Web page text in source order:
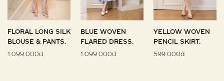
FLORAL LONG SILK
BLOUSE & PANTS.
1.099.000đ
BLUE WOVEN
FLARED DRESS.
1.099.000đ
YELLOW WOVEN
PENCIL SKIRT.
599.000đ